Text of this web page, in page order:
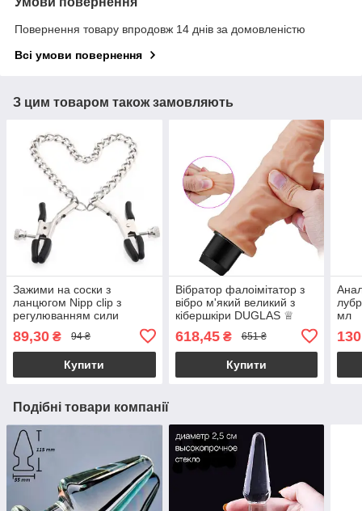
Повернення товару впродовж 14 днів за домовленістю
Всі умови повернення
З цим товаром також замовляють
Зажими на соски з
ланцюгом Nipp clip з
регулюванням сили
89,30 ₴ 94 ₴
Купити
Вібратор фалоімітатор з
вібро м'який великий з
кібершкіри DUGLAS ♕
618,45₴ 651 ₴
Купити
мл
Подібні товари компанії